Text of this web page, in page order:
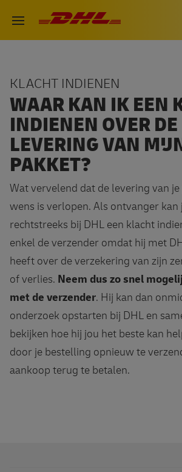
gaan
Open menu
DHL
WAAR KAN IK EEN
INDIENEN OVER DE
LEVERING VAN
PAKKET?
KLACHT INDIENEN
Wat vervelend dat de levering van
wens is verlopen. Als ontvanger kan
rechtstreeks bij DHL een klacht
enkel de verzender omdat hij met
heeft over de verzekering van zijn
of verlies. Neem dus zo snel
met de verzender. Hij kan dan
onderzoek opstarten bij DHL en
bekijken hoe hij jou het beste kan
door je bestelling opnieuw te
aankoop terug te betalen.